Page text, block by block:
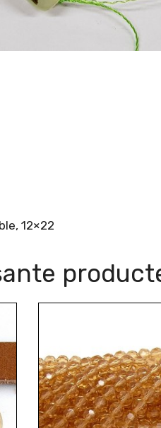
12×22